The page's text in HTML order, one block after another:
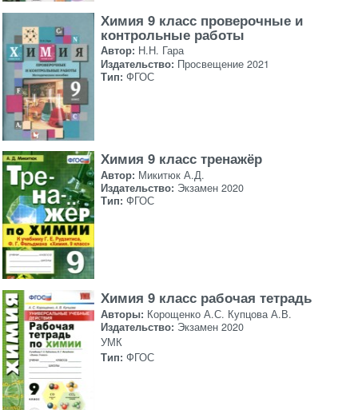
Химия 9 класс проверочные и
контрольные работы
Автор: Н.Н. Гара
Издательство: Просвещение 2021
Тип: ФГОС
Химия 9 класс тренажёр
Автор: Микитюк А.Д.
Издательство: Экзамен 2020
Тип: ФГОС
Химия 9 класс рабочая тетрадь
Авторы: Корощенко А.С. Купцова А.В.
Издательство: Экзамен 2020
УМК
Тип: ФГОС